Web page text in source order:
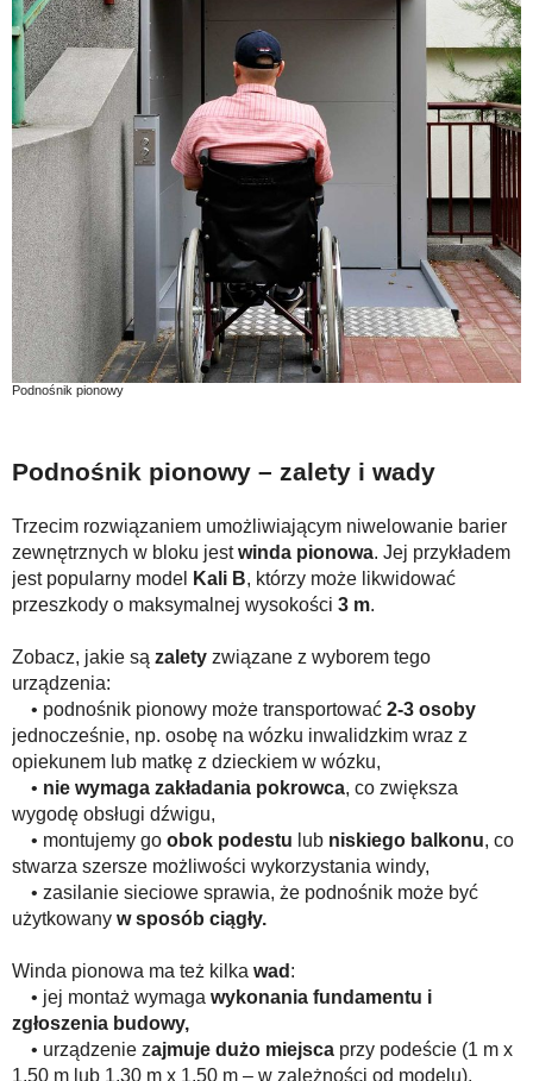
Podnośnik pionowy
Podnośnik pionowy – zalety i wady
Trzecim rozwiązaniem umożliwiającym niwelowanie barier
zewnętrznych w bloku jestwinda pionowa. Jej przykładem
jest popularny model
Kali B, którzy może likwidować
przeszkody o maksymalnej wysokości 3 m.
Zobacz, jakie są zalety związane z wyborem tego
urządzenia:
• podnośnik pionowy może transportować 2-3 osoby
jednocześnie, np. osobę na wózku inwalidzkim wraz z
opiekunem lub matkę z dzieckiem w wózku,
• nie wymaga zakładania pokrowca, co zwiększa
wygodę obsługi dźwigu,
• montujemy go obok podestu lub niskiego balkonu, co
stwarza szersze możliwości wykorzystania windy,
• zasilanie sieciowe sprawia, że podnośnik może być
użytkowany w sposób ciągły.
Winda pionowa ma też kilka wad :
• jej montaż wymaga wykonania fundamentu i
zgłoszenia budowy,
• urządzenie zajmuje dużo miejsca przy podeście (1 m x
1,50 m lub 1,30 m x 1,50 m – w zależności od modelu),